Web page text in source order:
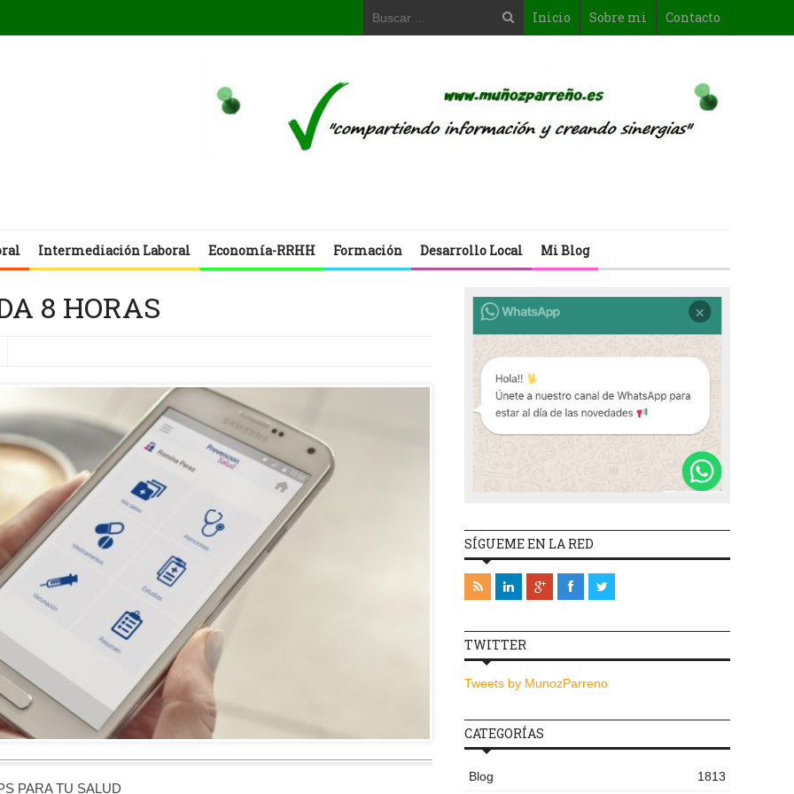
Inicio Sobre mi Contacto
Intermediación Laboral Economía-RRHH Formación Desarrollo Local Mi Blog
8 HORAS
PARA TU SALUD
SÍGUEME EN LA RED
TWITTER
Tweets by MunozParreno
CATEGORÍAS
Blog 1813